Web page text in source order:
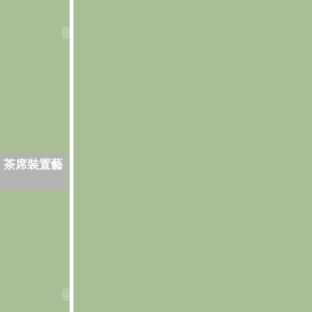
席裝置藝